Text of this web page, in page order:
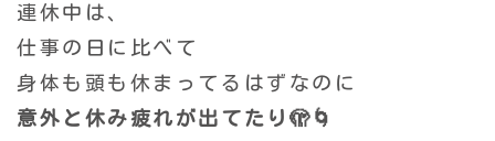
連休中は、
仕事の日に比べて
身体も頭も休まってるはずなのに
意外と休み疲れが出てたり🫣🌀